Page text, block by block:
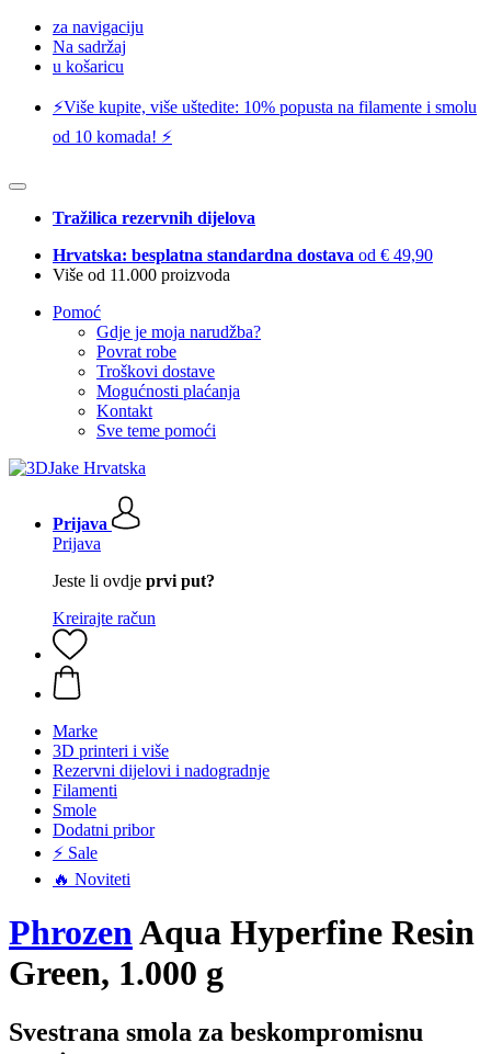
za navigaciju
Na sadržaj
u košaricu
⚡️Više kupite, više uštedite: 10% popusta na filamente i smolu
od 10 komada! ⚡️
Tražilica rezervnih dijelova
Hrvatska: besplatna standardna dostava od € 49,90
Više od 11.000 proizvoda
Pomoć
Gdje je moja narudžba?
Povrat robe
Troškovi dostave
Mogućnosti plaćanja
Kontakt
Sve teme pomoći
Prijava
Prijava
Jeste li ovdje prvi put?
Kreirajte račun
Marke
3D printeri i više
Rezervni dijelovi i nadogradnje
Filamenti
Smole
Dodatni pribor
⚡ Sale
🔥 Noviteti
PhrozenAqua Hyperfine Resin
Green, 1.000 g
Svestrana smola za beskompromisnu